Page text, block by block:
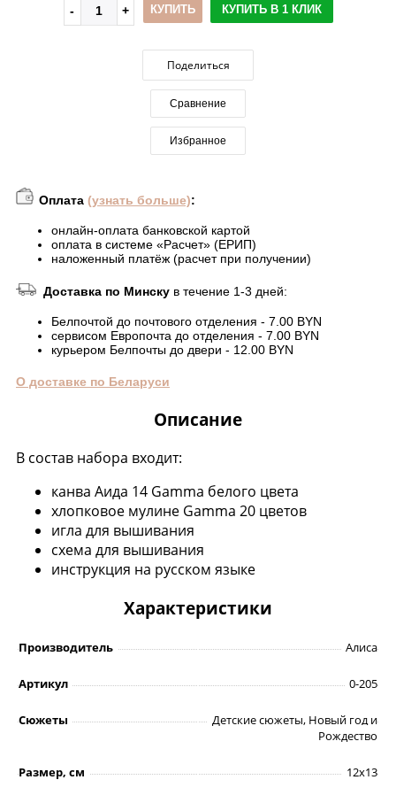
КУПИТЬ КУПИТЬ В 1 КЛИК
Поделиться
Сравнение
Избранное
Оплата (узнать больше):
онлайн-оплата банковской картой
оплата в системе «Расчет» (ЕРИП)
наложенный платёж (расчет при получении)
Доставка по Минску в течение 1-3 дней:
Белпочтой до почтового отделения - 7.00 BYN
сервисом Европочта до отделения - 7.00 BYN
курьером Белпочты до двери - 12.00 BYN
О доставке по Беларуси
Описание
В состав набора входит:
канва Аида 14 Gamma белого цвета
хлопковое мулине Gamma 20 цветов
игла для вышивания
схема для вышивания
инструкция на русском языке
Характеристики
Производитель Алиса
Артикул 0-205
Сюжеты
Детские сюжеты, Новый год и
Рождество
Размер, см 12х13